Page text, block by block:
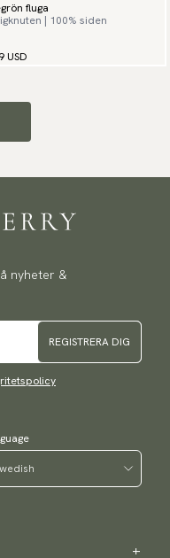
fluga
| 100% siden
USD
nyheter &
REGISTRERA DIG